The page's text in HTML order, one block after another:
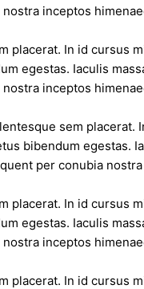
inceptos
placerat. In id cursus
egestas. Iaculis
inceptos
sem placerat.
bibendum egestas.
per conubia
placerat. In id cursus
egestas. Iaculis
inceptos
placerat. In id cursus